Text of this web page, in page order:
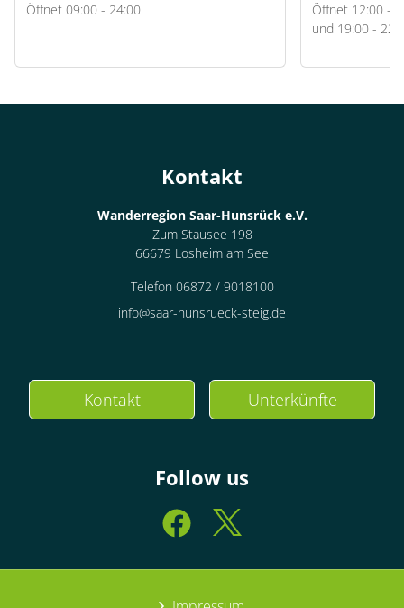
Öffnet 09:00 - 24:00
Öffnet 12:00 -
und 19:00 -
Kontakt
Wanderregion Saar-Hunsrück e.V.
Zum Stausee 198
66679 Losheim am See
Telefon 06872 / 9018100
info@saar-hunsrueck-steig.de
Kontakt Unterkünfte
Follow us